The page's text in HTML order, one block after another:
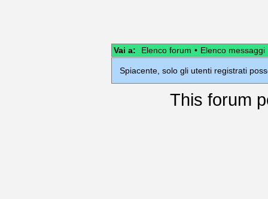
Vai a: Elenco forum • Elenco messaggi
Spiacente, solo gli utenti registrati
This forum